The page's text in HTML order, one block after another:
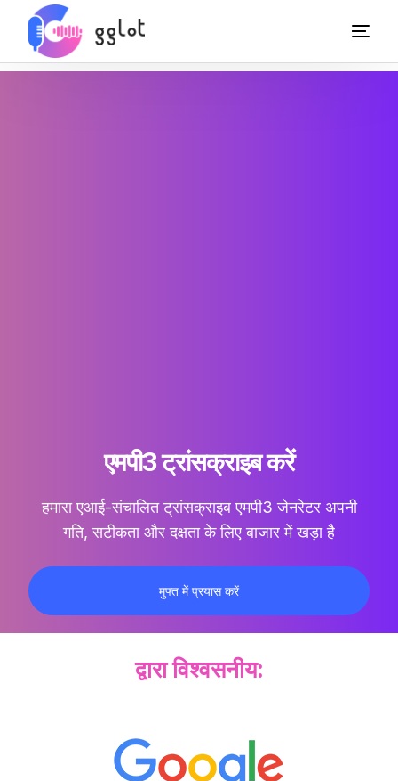
एमपी3 ट्रांसक्राइब करें
हमारा एआई-संचालित ट्रांसक्राइब एमपी3 जेनरेटर अपनी
गति, सटीकता और दक्षता के लिए बाजार में खड़ा है
मुफ्त में प्रयास करें
द्वारा विश्वसनीय: